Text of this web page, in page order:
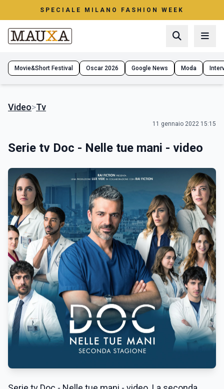
SPECIALE MILANO FASHION WEEK
Movie&Short Festival Oscar 2026 Google News Moda
Video>Tv
11 gennaio 2022 15:15
Serie tv Doc - Nelle tue mani - video